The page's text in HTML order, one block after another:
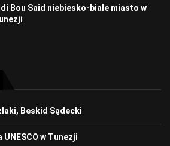
Bou Said niebiesko-białe miasto w
Beskid Sądecki
w Tunezji